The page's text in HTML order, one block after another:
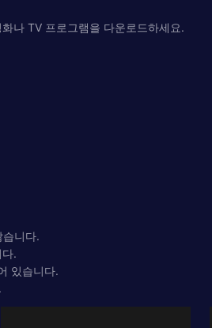
나 TV 프로그램을 다운로드하세요.
니다.
.
있습니다.